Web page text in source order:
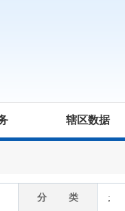
辖区数据
分 类 ;